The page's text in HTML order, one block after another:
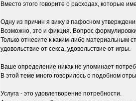
Вместо этого говорите о расходах, которые
Одну из причин я вижу в пафосном
Возможно, это и фикция. Вопрос
Только отнесите к каким-либо материальным
удовольствие от секса, удовольствие от игры.
Ваше определение никак не упоминает
В этой теме много говорилось о подобном
Услуга - это удовлетворение потребности.